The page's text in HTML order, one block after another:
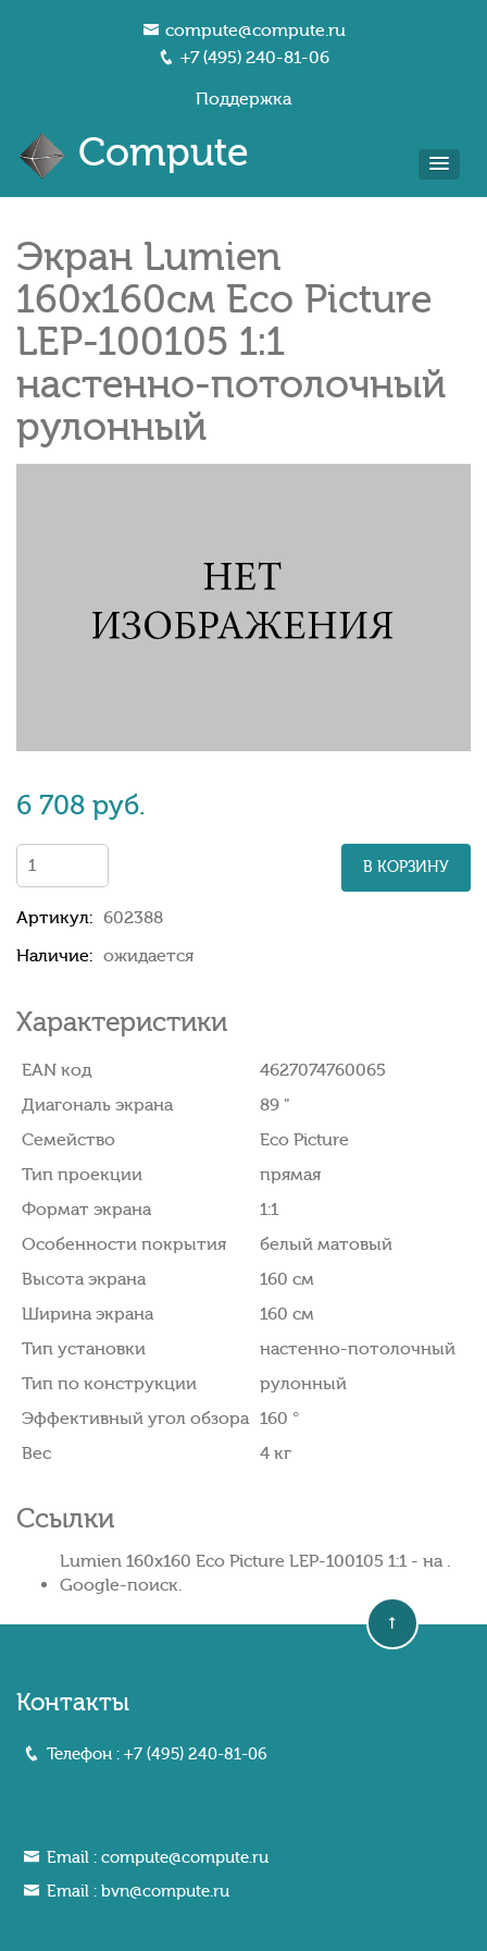
compute@compute.ru
+7 (495) 240-81-06
Поддержка
Compute
Экран Lumien
160x160см Eco Picture
LEP-100105 1:1
настенно-потолочный
рулонный
6 708 руб.
В КОРЗИНУ
Артикул: 602388
Наличие: ожидается
Характеристики
EAN код
4627074760065
Диагональ экрана
89 "
Семейство
Eco Picture
Тип проекции
прямая
Формат экрана
1:1
Особенности покрытия
белый матовый
Высота экрана
160 см
Ширина экрана
160 см
Тип установки
настенно-потолочный
Тип по конструкции
рулонный
Эффективный угол обзора 160 °
Вес
4 кг
Ссылки
Lumien 160x160 Eco Picture LEP-100105 1:1 - на .
Google-поиск.
Контакты
Телефон : +7 (495) 240-81-06
Email : compute@compute.ru
Email : bvn@compute.ru